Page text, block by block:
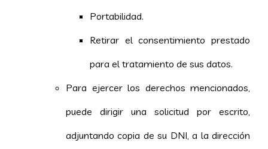
Portabilidad.
Retirar el consentimiento prestado
para el tratamiento de sus datos.
Para ejercer los derechos mencionados,
puede dirigir una solicitud por escrito,
adjuntando copia de su DNI, a la dirección